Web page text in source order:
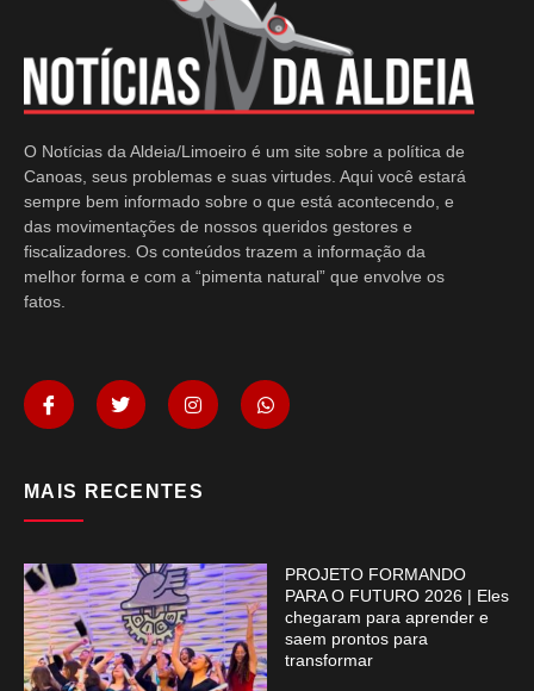
O Notícias da Aldeia/Limoeiro é um site sobre a política de
Canoas, seus problemas e suas virtudes. Aqui você estará
sempre bem informado sobre o que está acontecendo, e
das movimentações de nossos queridos gestores e
fiscalizadores. Os conteúdos trazem a informação da
melhor forma e com a “pimenta natural” que envolve os
fatos.
MAIS RECENTES
PROJETO FORMANDO
PARA O FUTURO 2026 | Eles
chegaram para aprender e
saem prontos para
transformar